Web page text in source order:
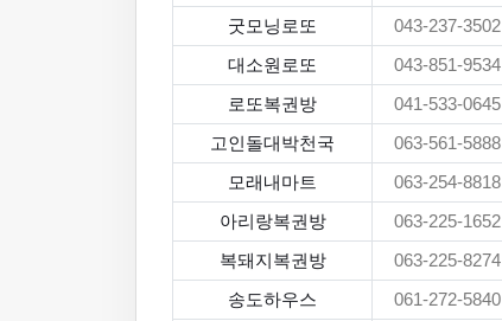
굿모닝로또 043-237-3502
대소원로또 043-851-9534
로또복권방 041-533-0645
고인돌대박천국 063-561-5888
모래내마트 063-254-8818
아리랑복권방 063-225-1652
복돼지복권방 063-225-8274
송도하우스 061-272-5840